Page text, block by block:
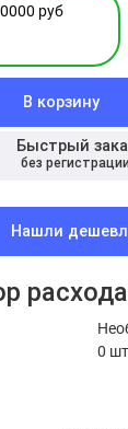
руб
В корзину
Быстрый
без регистрации
Нашли
расхода
0